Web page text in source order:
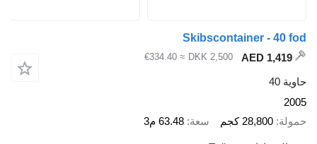
DKK 2,500
≈ €334.40
كجم سعة 63.48 م3